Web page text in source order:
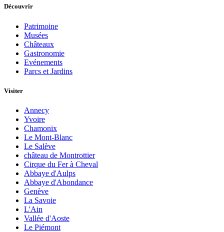
Découvrir
Patrimoine
Musées
Châteaux
Gastronomie
Evénements
Parcs et Jardins
Visiter
Annecy
Yvoire
Chamonix
Le Mont-Blanc
Le Salève
château de Montrottier
Cirque du Fer à Cheval
Abbaye d'Aulps
Abbaye d'Abondance
Genève
La Savoie
L'Ain
Vallée d'Aoste
Le Piémont